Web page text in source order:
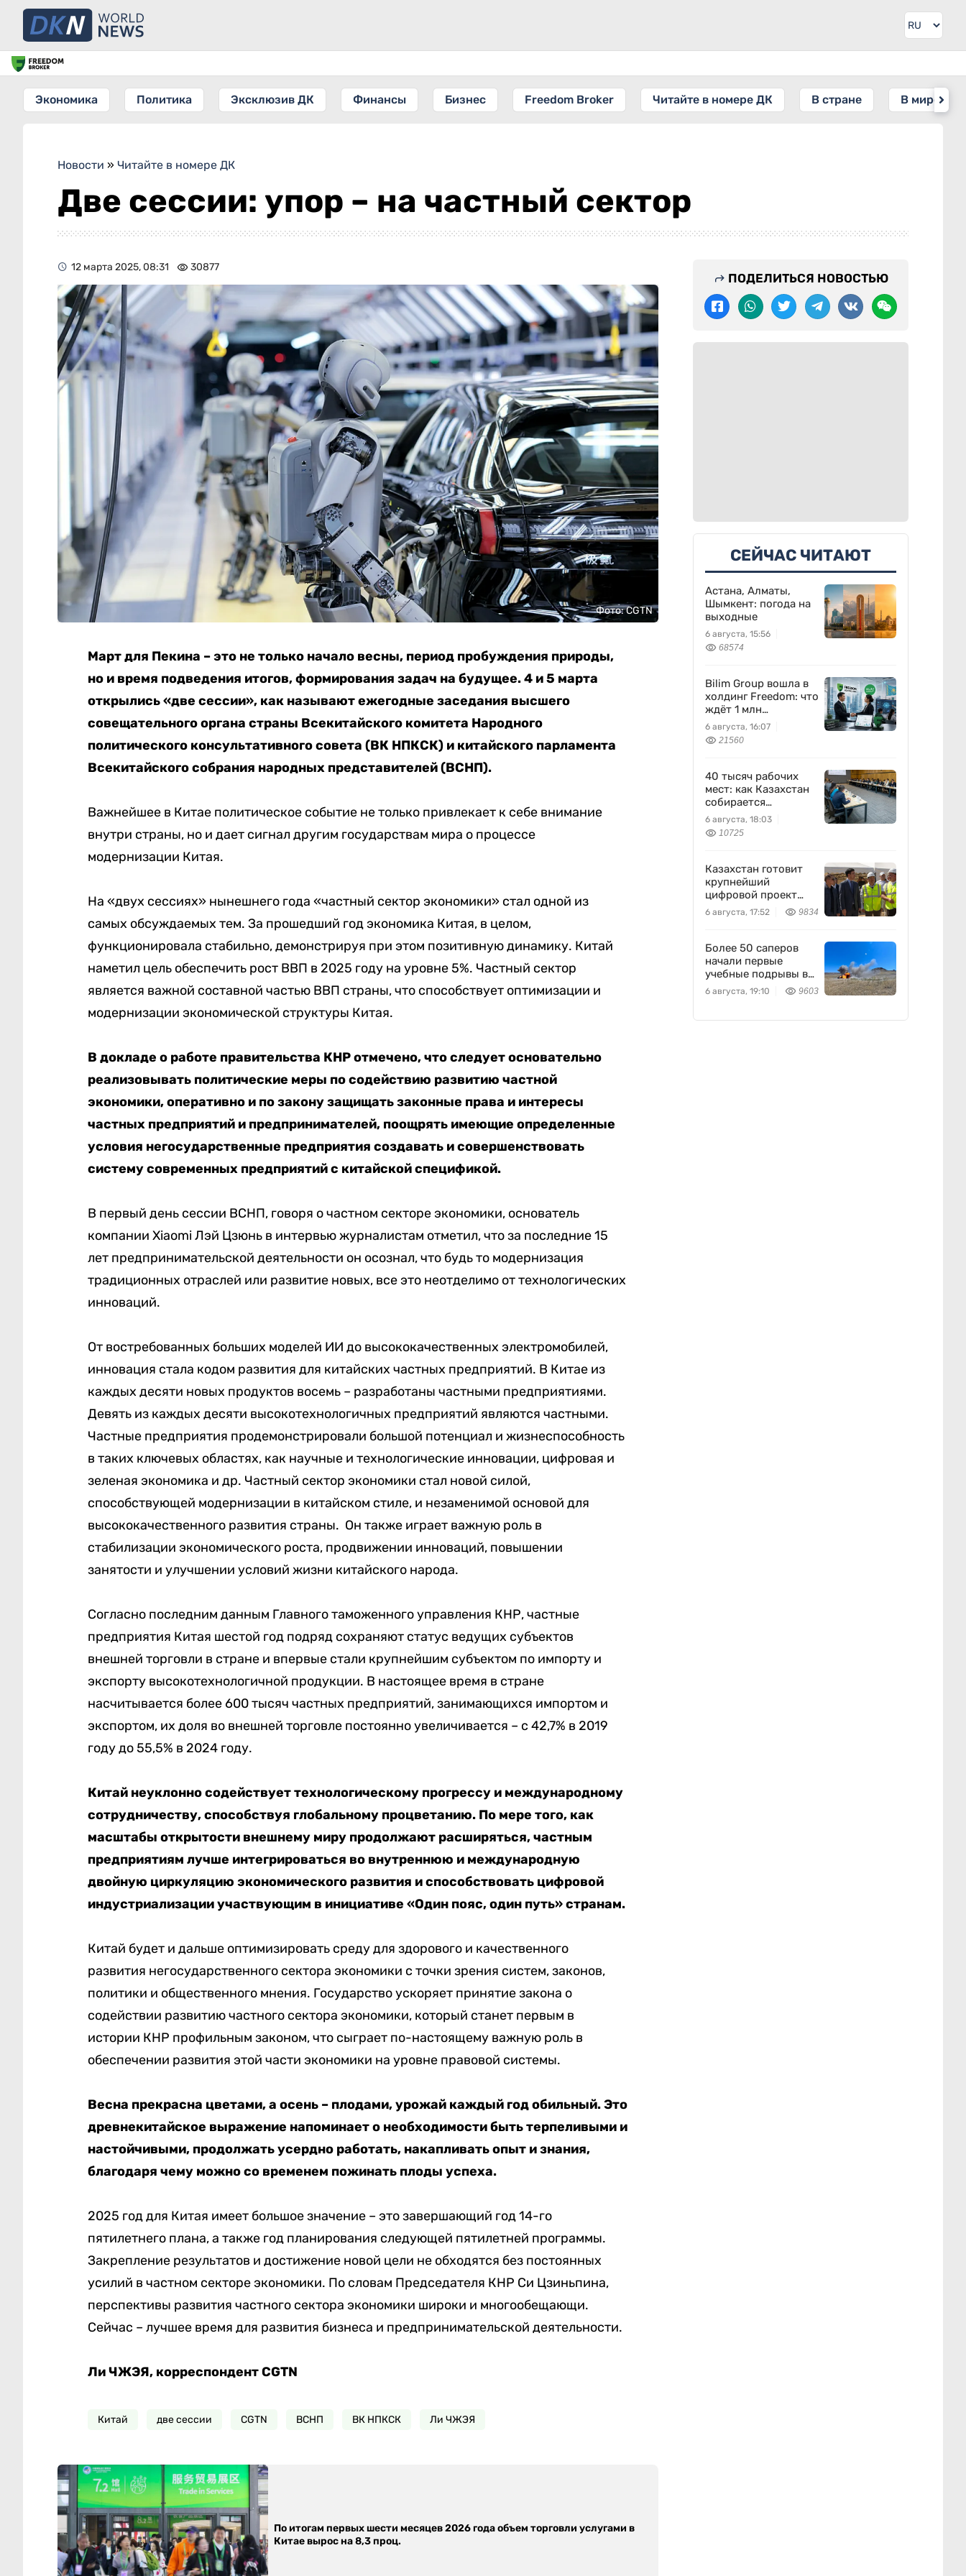
Экономика Политика Эксклюзив ДК Финансы Бизнес Freedom Broker Читайте в номере ДК В стране В мире
Новости » Читайте в номере ДК
Две сессии: упор – на частный сектор
12 марта 2025, 08:31 30877
Фото: CGTN
Март для Пекина – это не только начало весны, период пробуждения природы,
но и время подведения итогов, формирования задач на будущее. 4 и 5 марта
открылись «две сессии», как называют ежегодные заседания высшего
совещательного органа страны Всекитайского комитета Народного
политического консультативного совета (ВК НПКСК) и китайского парламента
Всекитайского собрания народных представителей (ВСНП).
Важнейшее в Китае политическое событие не только привлекает к себе внимание
внутри страны, но и дает сигнал другим государствам мира о процессе
модернизации Китая.
На «двух сессиях» нынешнего года «частный сектор экономики» стал одной из
самых обсуждаемых тем. За прошедший год экономика Китая, в целом,
функционировала стабильно, демонстрируя при этом позитивную динамику. Китай
наметил цель обеспечить рост ВВП в 2025 году на уровне 5%. Частный сектор
является важной составной частью ВВП страны, что способствует оптимизации и
модернизации экономической структуры Китая.
В докладе о работе правительства КНР отмечено, что следует основательно
реализовывать политические меры по содействию развитию частной
экономики, оперативно и по закону защищать законные права и интересы
частных предприятий и предпринимателей, поощрять имеющие определенные
условия негосударственные предприятия создавать и совершенствовать
систему современных предприятий с китайской спецификой.
В первый день сессии ВСНП, говоря о частном секторе экономики, основатель
компании Xiaomi Лэй Цзюнь в интервью журналистам отметил, что за последние 15
лет предпринимательской деятельности он осознал, что будь то модернизация
традиционных отраслей или развитие новых, все это неотделимо от технологических
инноваций.
От востребованных больших моделей ИИ до высококачественных электромобилей,
инновация стала кодом развития для китайских частных предприятий. В Китае из
каждых десяти новых продуктов восемь – разработаны частными предприятиями.
Девять из каждых десяти высокотехнологичных предприятий являются частными.
Частные предприятия продемонстрировали большой потенциал и жизнеспособность
в таких ключевых областях, как научные и технологические инновации, цифровая и
зеленая экономика и др. Частный сектор экономики стал новой силой,
способствующей модернизации в китайском стиле, и незаменимой основой для
высококачественного развития страны. Он также играет важную роль в
стабилизации экономического роста, продвижении инноваций, повышении
занятости и улучшении условий жизни китайского народа.
Согласно последним данным Главного таможенного управления КНР, частные
предприятия Китая шестой год подряд сохраняют статус ведущих субъектов
внешней торговли в стране и впервые стали крупнейшим субъектом по импорту и
экспорту высокотехнологичной продукции. В настоящее время в стране
насчитывается более 600 тысяч частных предприятий, занимающихся импортом и
экспортом, их доля во внешней торговле постоянно увеличивается – с 42,7% в 2019
году до 55,5% в 2024 году.
Китай неуклонно содействует технологическому прогрессу и международному
сотрудничеству, способствуя глобальному процветанию. По мере того, как
масштабы открытости внешнему миру продолжают расширяться, частным
предприятиям лучше интегрироваться во внутреннюю и международную
двойную циркуляцию экономического развития и способствовать цифровой
индустриализации участвующим в инициативе «Один пояс, один путь» странам.
Китай будет и дальше оптимизировать среду для здорового и качественного
развития негосударственного сектора экономики с точки зрения систем, законов,
политики и общественного мнения. Государство ускоряет принятие закона о
содействии развитию частного сектора экономики, который станет первым в
истории КНР профильным законом, что сыграет по-настоящему важную роль в
обеспечении развития этой части экономики на уровне правовой системы.
Весна прекрасна цветами, а осень – плодами, урожай каждый год обильный. Это
древнекитайское выражение напоминает о необходимости быть терпеливыми и
настойчивыми, продолжать усердно работать, накапливать опыт и знания,
благодаря чему можно со временем пожинать плоды успеха.
2025 год для Китая имеет большое значение – это завершающий год 14-го
пятилетнего плана, а также год планирования следующей пятилетней программы.
Закрепление результатов и достижение новой цели не обходятся без постоянных
усилий в частном секторе экономики. По словам Председателя КНР Си Цзиньпина,
перспективы развития частного сектора экономики широки и многообещающи.
Сейчас – лучшее время для развития бизнеса и предпринимательской деятельности.
Ли ЧЖЭЯ, корреспондент CGTN
Китай две сессии CGTN ВСНП ВК НПКСК Ли ЧЖЭЯ
По итогам первых шести месяцев 2026 года объем торговли услугами в
Китае вырос на 8,3 проц.
ПОДЕЛИТЬСЯ НОВОСТЬЮ
СЕЙЧАС ЧИТАЮТ
Астана, Алматы,
Шымкент: погода на
выходные
6 августа, 15:56
68574
Bilim Group вошла в
холдинг Freedom: что
ждёт 1 млн
пользователей
6 августа, 16:07
21560
40 тысяч рабочих
мест: как Казахстан
собирается
перезапустить
легкую
промышленность
6 августа, 18:03
10725
Казахстан готовит
крупнейший
цифровой проект
между Европой и
Китаем
6 августа, 17:52 9834
Более 50 саперов
начали первые
учебные подрывы в
Конаевском
гарнизоне
6 августа, 19:10 9603